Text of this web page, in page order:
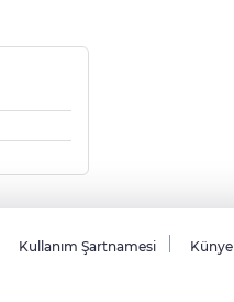
Kullanım Şartnamesi Künye